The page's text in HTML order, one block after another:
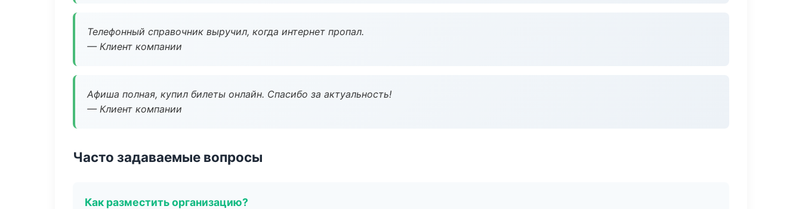
Телефонный справочник выручил, когда интернет пропал.
— Клиент компании
Афиша полная, купил билеты онлайн. Спасибо за актуальность!
— Клиент компании
Часто задаваемые вопросы
Как разместить организацию?